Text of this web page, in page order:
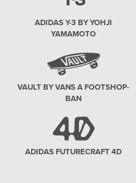
ADIDAS Y-3 BY YOHJI
YAMAMOTO
VAULT BY VANS A FOOTSHOP-
BAN
ADIDAS FUTURECRAFT 4D